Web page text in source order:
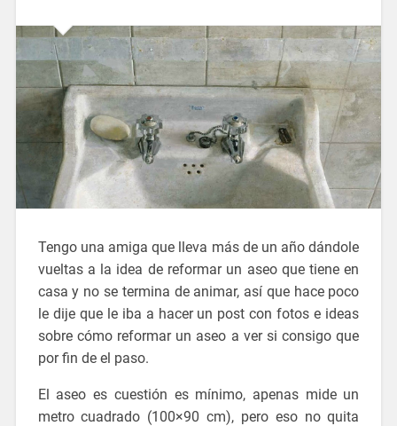
Tengo una amiga que lleva más de un año dándole
vueltas a la idea de reformar un aseo que tiene en
casa y no se termina de animar, así que hace poco
le dije que le iba a hacer un post con fotos e ideas
sobre cómo reformar un aseo a ver si consigo que
por fin de el paso.
El aseo es cuestión es mínimo, apenas mide un
metro cuadrado (100×90 cm), pero eso no quita